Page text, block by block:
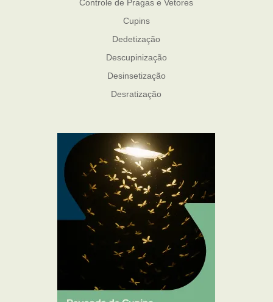
Controle de Pragas e Vetores
Cupins
Dedetização
Descupinização
Desinsetização
Desratização
Mosquito Mist
Mosquitos
Percevejo de Cama
Pulgas e Carrapatos
Ratos
Sanitização
Traças